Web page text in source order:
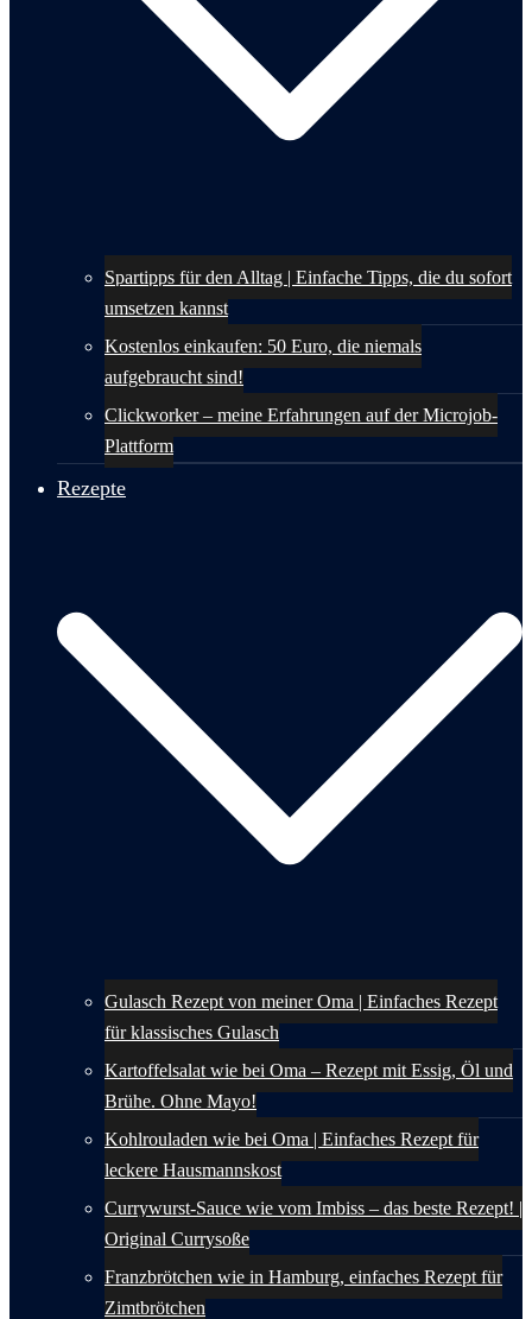
Spartipps für den Alltag | Einfache Tipps, die du sofort
umsetzen kannst
Kostenlos einkaufen: 50 Euro, die niemals
aufgebraucht sind!
Clickworker – meine Erfahrungen auf der Microjob-
Plattform
Rezepte
Gulasch Rezept von meiner Oma | Einfaches Rezept
für klassisches Gulasch
Kartoffelsalat wie bei Oma – Rezept mit Essig, Öl und
Brühe. Ohne Mayo!
Kohlrouladen wie bei Oma | Einfaches Rezept für
leckere Hausmannskost
Currywurst-Sauce wie vom Imbiss – das beste Rezept! |
Original Currysoße
Franzbrötchen wie in Hamburg, einfaches Rezept für
Zimtbrötchen